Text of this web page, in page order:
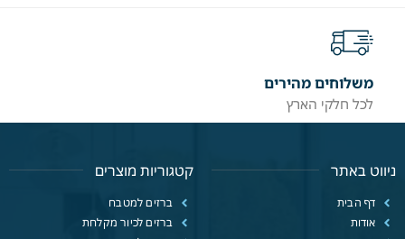
משלוחים מהירים
לכל חלקי הארץ
ניווט באתר
דף הבית
אודות
קטגוריות מוצרים
ברזים למטבח
ברזים לכיור מקלחת